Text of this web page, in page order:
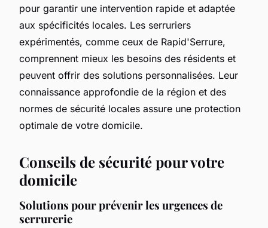
pour garantir une intervention rapide et adaptée
aux spécificités locales. Les serruriers
expérimentés, comme ceux de Rapid'Serrure,
comprennent mieux les besoins des résidents et
peuvent offrir des solutions personnalisées. Leur
connaissance approfondie de la région et des
normes de sécurité locales assure une protection
optimale de votre domicile.
Conseils de sécurité pour votre
domicile
Solutions pour prévenir les urgences de
serrurerie